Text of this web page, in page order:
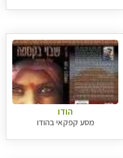
הודו
מסע קפקאי בהודו